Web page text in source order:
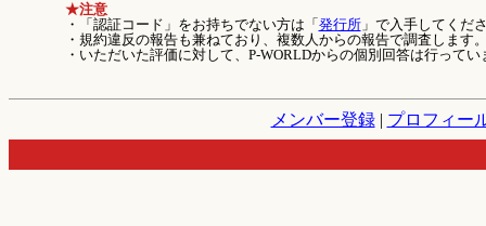
★注意
・「認証コード」をお持ちでない方は「 発行所」で入手してくだ
・規約違反の報告も兼ねており、複数人からの報告で調査します
・いただいた評価に対して、P-WORLDからの個別回答は行ってい
メンバー登録| プロフィー